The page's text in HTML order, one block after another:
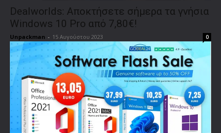
Dealworlds: Αποκτήσετε σήμερα τα γνήσια
Windows 10 Pro από 7,80€!
Unpackman - 15 Αυγούστου 2023 0